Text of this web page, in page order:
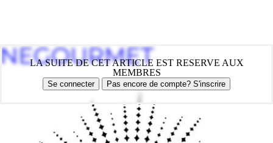
LA SUITE DE CET ARTICLE EST RESERVE AUX
MEMBRES
Se connecter Pas encore de compte? S'inscrire
NEGOURMET